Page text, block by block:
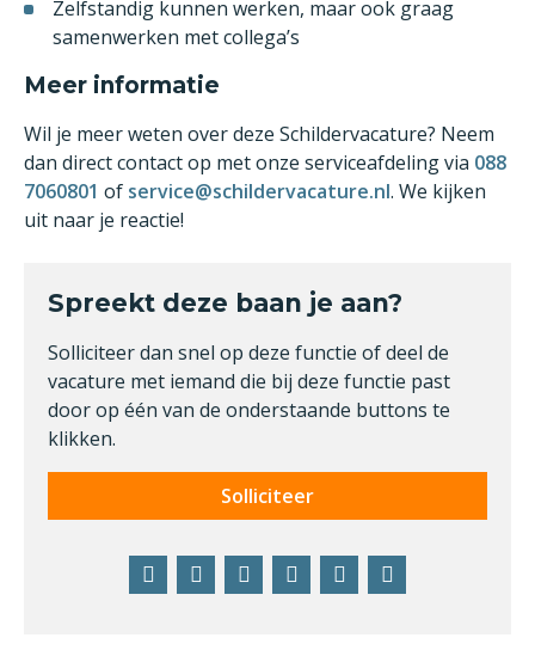
Zelfstandig kunnen werken, maar ook graag
samenwerken met collega’s
Meer informatie
Wil je meer weten over deze Schildervacature? Neem
dan direct contact op met onze serviceafdeling via 088
7060801 of service@schildervacature.nl. We kijken
uit naar je reactie!
Spreekt deze baan je aan?
Solliciteer dan snel op deze functie of deel de
vacature met iemand die bij deze functie past
door op één van de onderstaande buttons te
klikken.
FacebookTwitterLinkedInPinterestWhatsApp
Solliciteer